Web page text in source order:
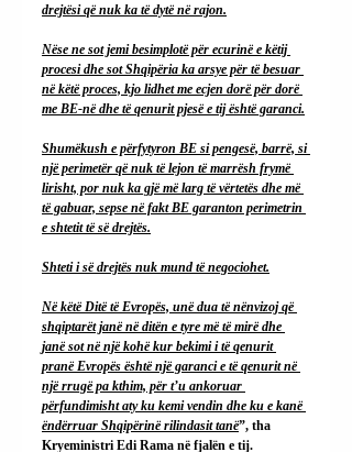
drejtësi që nuk ka të dytë në rajon.
Nëse ne sot jemi besimplotë për ecurinë e këtij
procesi dhe sot Shqipëria ka arsye për të besuar
në këtë proces, kjo lidhet me ecjen dorë për dorë
me BE-në dhe të qenurit pjesë e tij është garanci.
Shumëkush e përfytyron BE si pengesë, barrë, si
një perimetër që nuk të lejon të marrësh frymë
lirisht, por nuk ka gjë më larg të vërtetës dhe më
të gabuar, sepse në fakt BE garanton perimetrin
e shtetit të së drejtës.
Shteti i së drejtës nuk mund të negociohet.
Në këtë Ditë të Evropës, unë dua të nënvizoj që
shqiptarët janë në ditën e tyre më të mirë dhe
janë sot në një kohë kur bekimi i të qenurit
pranë Evropës është një garanci e të qenurit në
një rrugë pa kthim, për t’u ankoruar
përfundimisht aty ku kemi vendin dhe ku e kanë
ëndërruar Shqipërinë rilindasit tanë”, tha
Kryeministri Edi Rama në fjalën e tij.